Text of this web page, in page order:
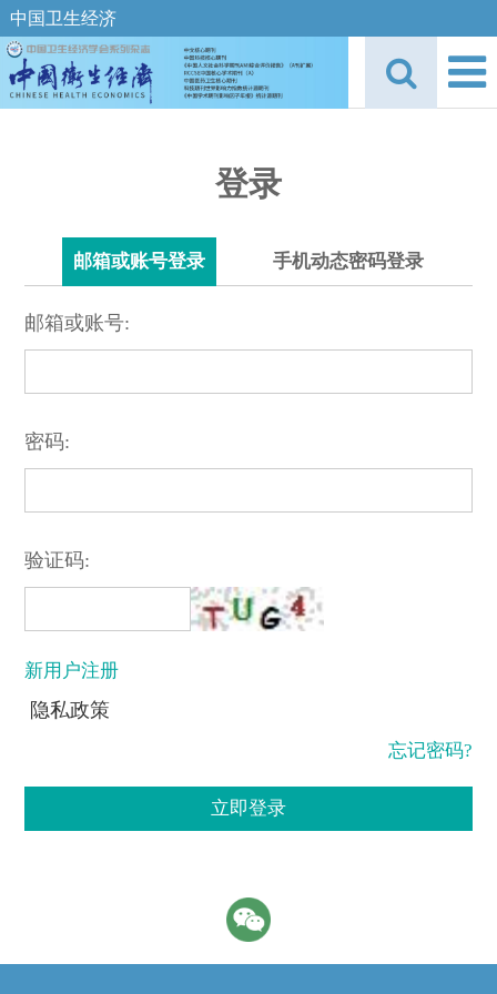
中国卫生经济
登录
邮箱或账号登录 手机动态密码登录
邮箱或账号:
密码:
验证码:
新用户注册
隐私政策
忘记密码?
立即登录